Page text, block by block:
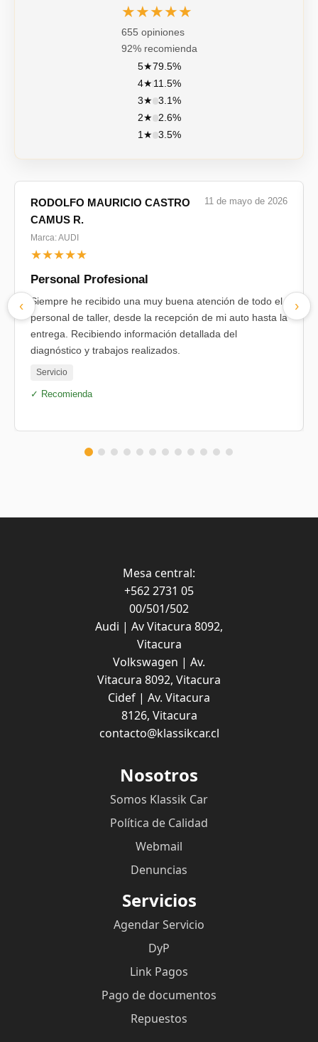
★★★★★
655 opiniones
92% recomienda
5★79.5%
4★11.5%
3★ 3.1%
2★ 2.6%
1★ 3.5%
‹
RODOLFO MAURICIO CASTRO
CAMUS R.
Marca: AUDI
11 de mayo de 2026
★★★★★
Personal Profesional
Siempre he recibido una muy buena atención de todo el
personal de taller, desde la recepción de mi auto hasta la
entrega. Recibiendo información detallada del
diagnóstico y trabajos realizados.
Servicio
✓ Recomienda
›
Mesa central:
+562 2731 05
00/501/502
Audi | Av Vitacura 8092,
Vitacura
Volkswagen | Av.
Vitacura 8092, Vitacura
Cidef | Av. Vitacura
8126, Vitacura
contacto@klassikcar.cl
Nosotros
Somos Klassik Car
Política de Calidad
Webmail
Denuncias
Servicios
Agendar Servicio
DyP
Link Pagos
Pago de documentos
Repuestos